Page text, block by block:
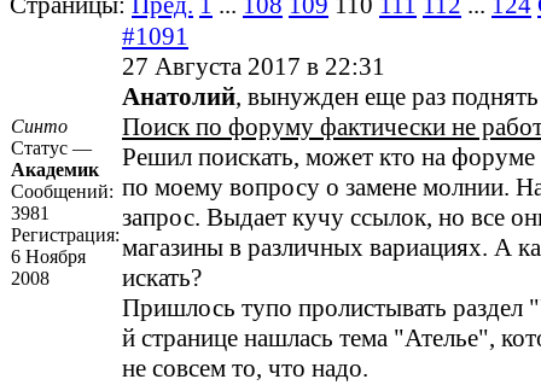
Синто
Статус —
Академик
Сообщений:
3981
Регистрация:
6 Ноября
2008
#1091
27 Августа 2017 в 22:31
Анатолий, вынужден еще раз
Поиск по форуму фактически не
Решил поискать, может кто на форуме
по моему вопросу о замене молнии.
запрос. Выдает кучу ссылок, но все
магазины в различных вариациях. А
искать?
Пришлось тупо пролистывать раздел
й странице нашлась тема "Ателье",
не совсем то, что надо.